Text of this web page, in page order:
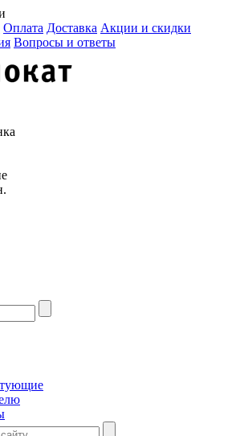
Оплата Доставка Акции и скидки
Вопросы и ответы